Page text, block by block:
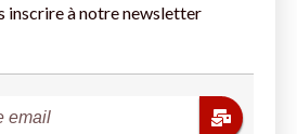
inscrire à notre newsletter